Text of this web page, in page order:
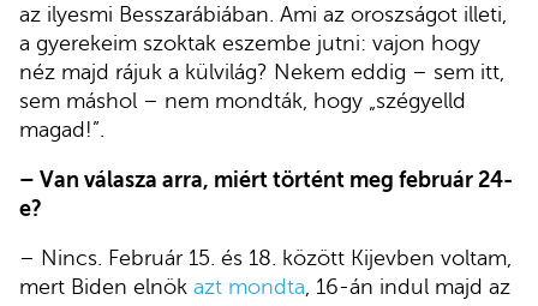
az ilyesmi Besszarábiában. Ami az oroszságot illeti,
a gyerekeim szoktak eszembe jutni: vajon hogy
néz majd rájuk a külvilág? Nekem eddig – sem itt,
sem máshol – nem mondták, hogy „szégyelld
magad!”.
– Van válasza arra, miért történt meg február 24-
e?
– Nincs. Február 15. és 18. között Kijevben voltam,
mert Biden elnök azt mondta, 16-án indul majd az